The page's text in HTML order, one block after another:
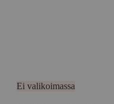
Ei valikoimassa